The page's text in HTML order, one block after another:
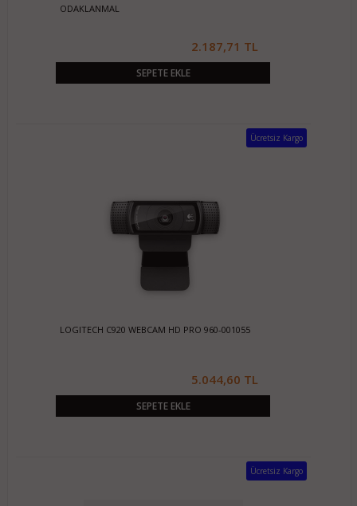
ODAKLANMAL
2.187,71 TL
SEPETE EKLE
Ücretsiz Kargo
LOGITECH C920 WEBCAM HD PRO 960-001055
5.044,60 TL
SEPETE EKLE
Ücretsiz Kargo